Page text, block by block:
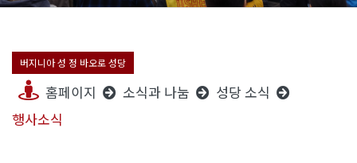
버지니아 성 정 바오로 성당
홈페이지 소식과 나눔
성당 소식
행사소식